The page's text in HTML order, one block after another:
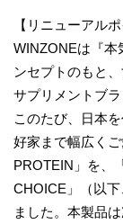
【リニューアル
WINZONEは『本
ンセプトのもと
サプリメントブ
このたび、日本
好家まで幅広く
PROTEIN」を、
CHOICE」（以
ました。本製品